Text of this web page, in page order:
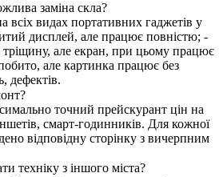
заміна скла?
всіх видах портативних гаджетів у
дисплей, але працює повністю; -
тріщину, але екран, при цьому працює
але картинка працює без
дефектів.
точний прейскурант цін на
смарт-годинників. Для кожної
відповідну сторінку з вичерпним
техніку з іншого міста?